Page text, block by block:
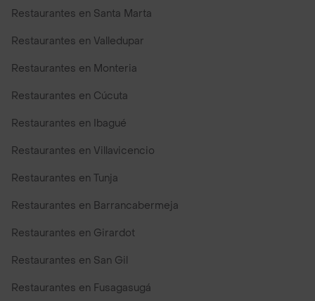
Restaurantes en Santa Marta
Restaurantes en Valledupar
Restaurantes en Monteria
Restaurantes en Cúcuta
Restaurantes en Ibagué
Restaurantes en Villavicencio
Restaurantes en Tunja
Restaurantes en Barrancabermeja
Restaurantes en Girardot
Restaurantes en San Gil
Restaurantes en Fusagasugá